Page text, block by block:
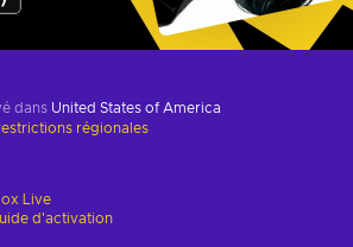
dans United States of America
régionales
Live
d'activation